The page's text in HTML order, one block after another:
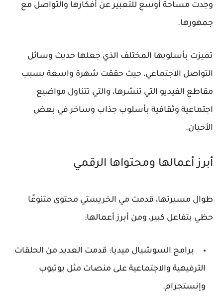
وجدت مساحة أوسع للتعبير عن أفكارها والتواصل مع
جمهورها.
تميزت بأسلوبها المختلف الذي جعلها حديث وسائل
التواصل الاجتماعي، حيث حققت شهرة واسعة بسبب
مقاطع الفيديو التي تنشرها، والتي تتناول مواضيع
اجتماعية وثقافية بأسلوب جذاب وساخر في بعض
الأحيان.
أبرز أعمالها ومحتواها الرقمي
طوال مسيرتها، قدمت مي الخريستي محتوى متنوعًا
حظي بتفاعل كبير، ومن أبرز أعمالها:
برامج السوشيال ميديا: قدمت العديد من الحلقات
الترفيهية والاجتماعية على منصات مثل يوتيوب
وإنستجرام.